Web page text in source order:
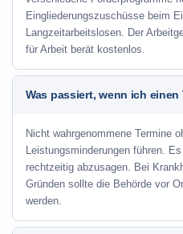
Eingliederungszuschüsse beim
Langzeitarbeitslosen. Der
für Arbeit berät kostenlos.
Was passiert, wenn ich einen
Nicht wahrgenommene Termine
Leistungsminderungen führen.
rechtzeitig abzusagen. Bei
Gründen sollte die Behörde vor
werden.